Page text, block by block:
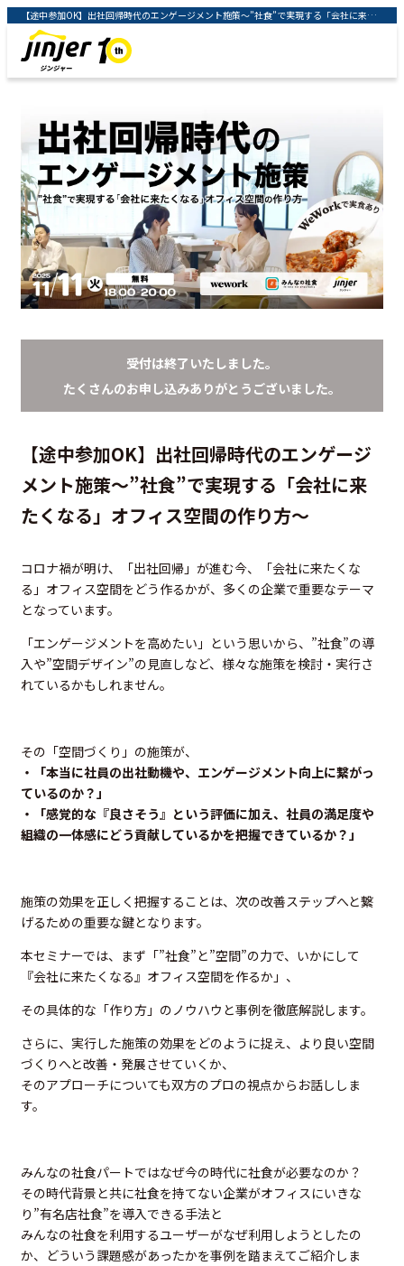
【途中参加OK】出社回帰時代のエンゲージメント施策～”社食”で実現する「会社に来たくなる」オフィス空間の作り方～ ｜クラウド型人事労務システム「ジンジャー」 ｜ jinjer株式会社
受付は終了いたしました。
たくさんのお申し込みありがとうございました。
【途中参加OK】出社回帰時代のエンゲージ
メント施策～”社食”で実現する「会社に来
たくなる」オフィス空間の作り方～
コロナ禍が明け、「出社回帰」が進む今、「会社に来たくな
る」オフィス空間をどう作るかが、多くの企業で重要なテーマ
となっています。
「エンゲージメントを高めたい」という思いから、”社食”の導
入や”空間デザイン”の見直しなど、様々な施策を検討・実行さ
れているかもしれません。
その「空間づくり」の施策が、
・「本当に社員の出社動機や、エンゲージメント向上に繋がっ
ているのか？」
・「感覚的な『良さそう』という評価に加え、社員の満足度や
組織の一体感にどう貢献しているかを把握できているか？」
施策の効果を正しく把握することは、次の改善ステップへと繋
げるための重要な鍵となります。
本セミナーでは、まず「”社食”と”空間”の力で、いかにして
『会社に来たくなる』オフィス空間を作るか」、
その具体的な「作り方」のノウハウと事例を徹底解説します。
さらに、実行した施策の効果をどのように捉え、より良い空間
づくりへと改善・発展させていくか、
そのアプローチについても双方のプロの視点からお話ししま
す。
みんなの社食パートではなぜ今の時代に社食が必要なのか？
その時代背景と共に社食を持てない企業がオフィスにいきな
り”有名店社食”を導入できる手法と
みんなの社食を利用するユーザーがなぜ利用しようとしたの
か、どういう課題感があったかを事例を踏まえてご紹介しま